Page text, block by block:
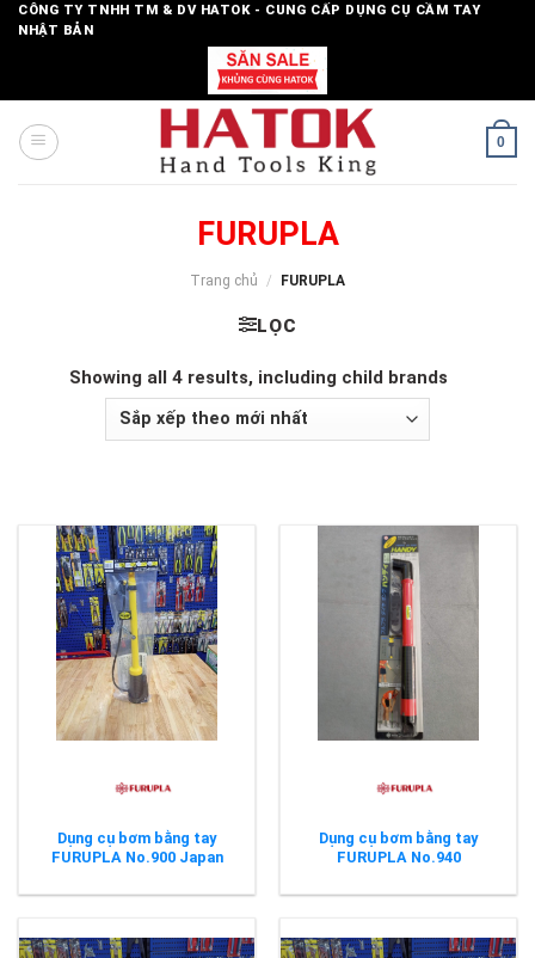
SkipCÔNG TY TNHH TM & DV HATOK - CUNG CẤP DỤNG CỤ CẦM TAY
NHẬT BẢN
0
FURUPLA
Trang chủ / FURUPLA
LỌC
Showing all 4 results, including child brands
Dụng cụ bơm bằng tay
FURUPLA No.900 Japan
Dụng cụ bơm bằng tay
FURUPLA No.940